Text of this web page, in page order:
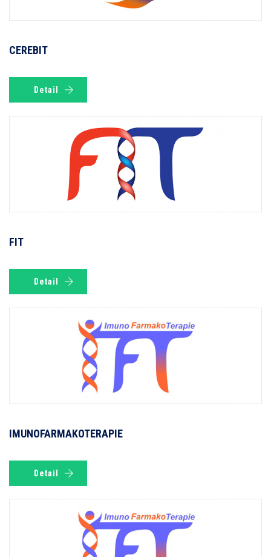
CEREBIT
Detail
FIT
Detail
IMUNOFARMAKOTERAPIE
Detail